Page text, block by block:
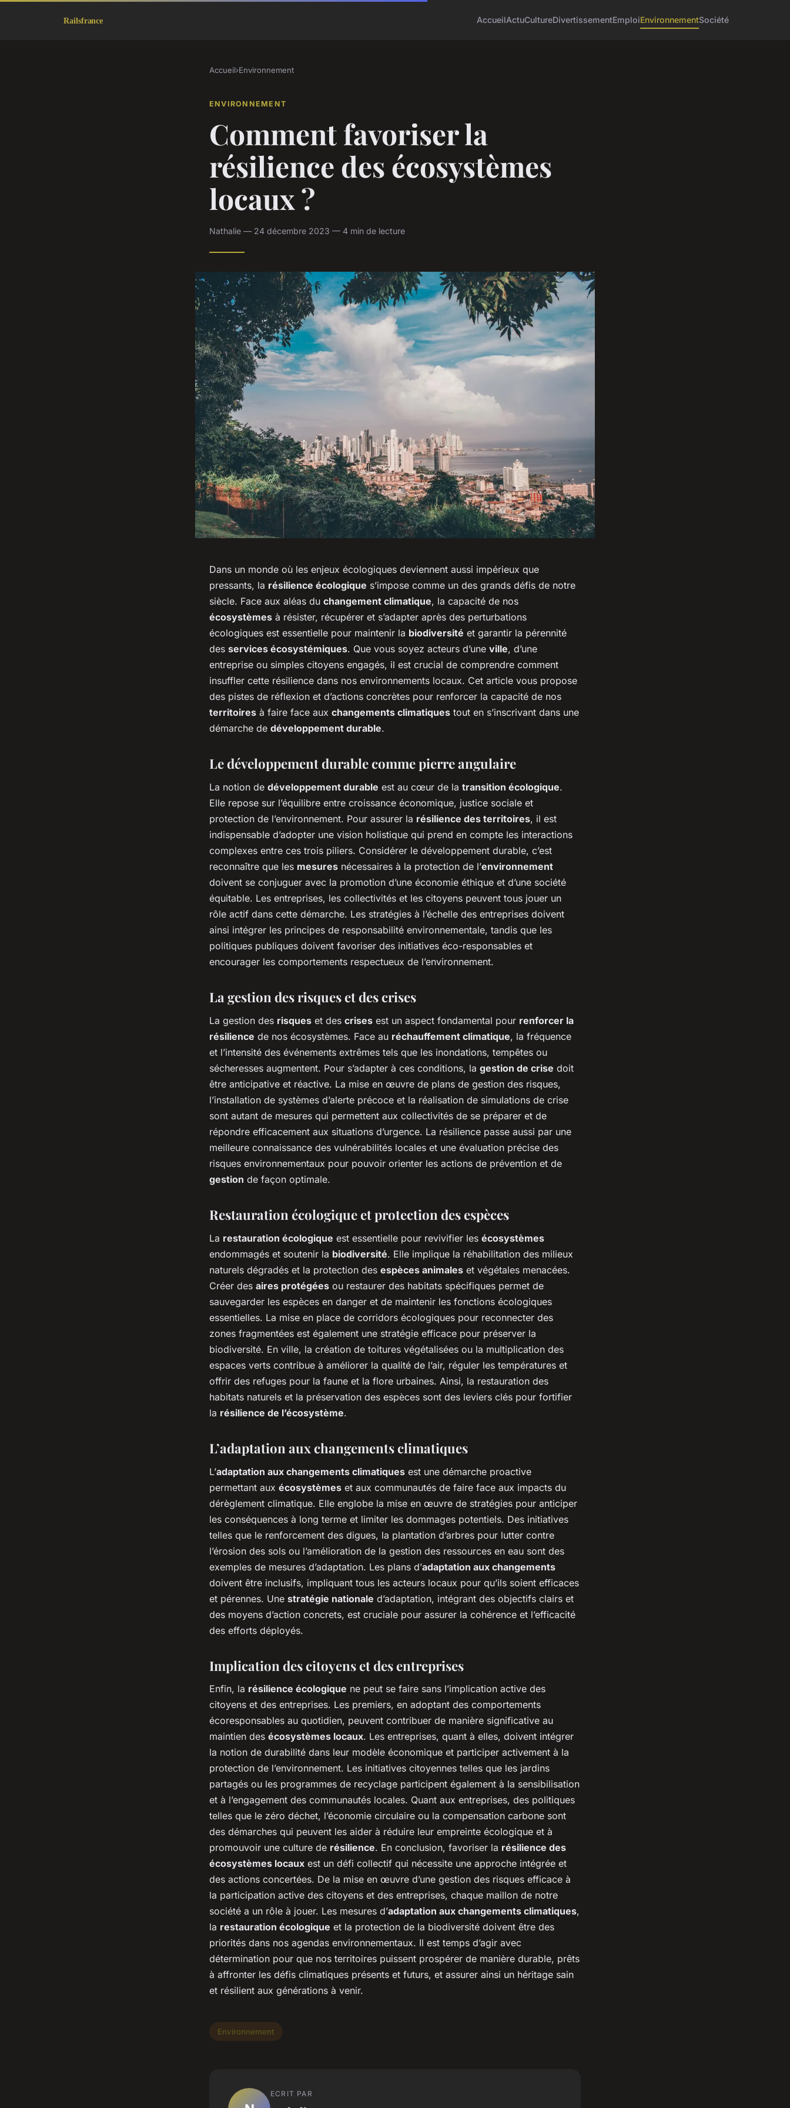
AccueilActuCultureDivertissementEmploiEnvironnementSociété
Accueil›Environnement
ENVIRONNEMENT
Comment favoriser la
résilience des écosystèmes
locaux ?
Nathalie — 24 décembre 2023 — 4 min de lecture
Dans un monde où les enjeux écologiques deviennent aussi impérieux que
pressants, la résilience écologique s’impose comme un des grands défis de notre
siècle. Face aux aléas du changement climatique, la capacité de nos
écosystèmes à résister, récupérer et s’adapter après des perturbations
écologiques est essentielle pour maintenir la biodiversité et garantir la pérennité
des services écosystémiques. Que vous soyez acteurs d’une ville, d’une
entreprise ou simples citoyens engagés, il est crucial de comprendre comment
insuffler cette résilience dans nos environnements locaux. Cet article vous propose
des pistes de réflexion et d’actions concrètes pour renforcer la capacité de nos
territoires à faire face aux changements climatiques tout en s’inscrivant dans une
démarche de développement durable.
Le développement durable comme pierre angulaire
La notion de développement durable est au cœur de la transition écologique.
Elle repose sur l’équilibre entre croissance économique, justice sociale et
protection de l’environnement. Pour assurer la résilience des territoires, il est
indispensable d’adopter une vision holistique qui prend en compte les interactions
complexes entre ces trois piliers. Considérer le développement durable, c’est
reconnaître que les mesures nécessaires à la protection de l’environnement
doivent se conjuguer avec la promotion d’une économie éthique et d’une société
équitable. Les entreprises, les collectivités et les citoyens peuvent tous jouer un
rôle actif dans cette démarche. Les stratégies à l’échelle des entreprises doivent
ainsi intégrer les principes de responsabilité environnementale, tandis que les
politiques publiques doivent favoriser des initiatives éco-responsables et
encourager les comportements respectueux de l’environnement.
La gestion des risques et des crises
La gestion des risques et des crises est un aspect fondamental pour renforcer la
résilience de nos écosystèmes. Face au réchauffement climatique, la fréquence
et l’intensité des événements extrêmes tels que les inondations, tempêtes ou
sécheresses augmentent. Pour s’adapter à ces conditions, la gestion de crise doit
être anticipative et réactive. La mise en œuvre de plans de gestion des risques,
l’installation de systèmes d’alerte précoce et la réalisation de simulations de crise
sont autant de mesures qui permettent aux collectivités de se préparer et de
répondre efficacement aux situations d’urgence. La résilience passe aussi par une
meilleure connaissance des vulnérabilités locales et une évaluation précise des
risques environnementaux pour pouvoir orienter les actions de prévention et de
gestion de façon optimale.
Restauration écologique et protection des espèces
La restauration écologique est essentielle pour revivifier les écosystèmes
endommagés et soutenir la biodiversité. Elle implique la réhabilitation des milieux
naturels dégradés et la protection des espèces animales et végétales menacées.
Créer des aires protégées ou restaurer des habitats spécifiques permet de
sauvegarder les espèces en danger et de maintenir les fonctions écologiques
essentielles. La mise en place de corridors écologiques pour reconnecter des
zones fragmentées est également une stratégie efficace pour préserver la
biodiversité. En ville, la création de toitures végétalisées ou la multiplication des
espaces verts contribue à améliorer la qualité de l’air, réguler les températures et
offrir des refuges pour la faune et la flore urbaines. Ainsi, la restauration des
habitats naturels et la préservation des espèces sont des leviers clés pour fortifier
la résilience de l’écosystème.
L’adaptation aux changements climatiques
L’adaptation aux changements climatiques est une démarche proactive
permettant aux écosystèmes et aux communautés de faire face aux impacts du
dérèglement climatique. Elle englobe la mise en œuvre de stratégies pour anticiper
les conséquences à long terme et limiter les dommages potentiels. Des initiatives
telles que le renforcement des digues, la plantation d’arbres pour lutter contre
l’érosion des sols ou l’amélioration de la gestion des ressources en eau sont des
exemples de mesures d’adaptation. Les plans d’adaptation aux changements
doivent être inclusifs, impliquant tous les acteurs locaux pour qu’ils soient efficaces
et pérennes. Une stratégie nationale d’adaptation, intégrant des objectifs clairs et
des moyens d’action concrets, est cruciale pour assurer la cohérence et l’efficacité
des efforts déployés.
Implication des citoyens et des entreprises
Enfin, la résilience écologique ne peut se faire sans l’implication active des
citoyens et des entreprises. Les premiers, en adoptant des comportements
écoresponsables au quotidien, peuvent contribuer de manière significative au
maintien des écosystèmes locaux. Les entreprises, quant à elles, doivent intégrer
la notion de durabilité dans leur modèle économique et participer activement à la
protection de l’environnement. Les initiatives citoyennes telles que les jardins
partagés ou les programmes de recyclage participent également à la sensibilisation
et à l’engagement des communautés locales. Quant aux entreprises, des politiques
telles que le zéro déchet, l’économie circulaire ou la compensation carbone sont
des démarches qui peuvent les aider à réduire leur empreinte écologique et à
promouvoir une culture de résilience. En conclusion, favoriser la résilience des
écosystèmes locaux est un défi collectif qui nécessite une approche intégrée et
des actions concertées. De la mise en œuvre d’une gestion des risques efficace à
la participation active des citoyens et des entreprises, chaque maillon de notre
société a un rôle à jouer. Les mesures d’adaptation aux changements climatiques,
la restauration écologique et la protection de la biodiversité doivent être des
priorités dans nos agendas environnementaux. Il est temps d’agir avec
détermination pour que nos territoires puissent prospérer de manière durable, prêts
à affronter les défis climatiques présents et futurs, et assurer ainsi un héritage sain
et résilient aux générations à venir.
Environnement
ECRIT PAR